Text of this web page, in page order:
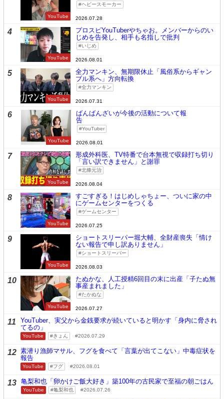
YouTube
ヘビースモーカー
2026.07.28
4
YouTube
プロスピYouTuberやちゃお。メンバーからのい
じめを告発し、相手も名指しで批判
いじめ
2026.08.01
5
YouTube
全力マンキン、無期限休止「風俗系からギャン
ブル系へ」方向転換
全力マンキン
2026.07.31
6
YouTube
ばんばんざいが今後の活動について報
告
YouTuber
2026.08.01
7
YouTube
形成外科医、TV特番で台本無視で収録打ち切り
「言い訳できません」と謝罪
北條元治
2026.08.04
8
YouTube
すごすぎる！はじめしゃちょー、ついに家の中
にゲームセンターをつくる
ゲームセンター
2026.07.25
9
YouTube
ショートスリーパー堀大輔、全財産喪失「情け
ない報告で申し訳ありません」
ショートスリーパー
2026.08.03
10
YouTube
たぬかな、人工授精6回目の末に出産「子たぬ無
事産まれました」
たかぬな
2026.07.27
11
YouTuber、実父から金銭要求が続いていると明かす「身内に脅され
てるの」
YouTube きょん 2026.07.29
12 素潜り漁師マサル、フグを食べて「言葉が出てこない」中毒症状を
報告
YouTube フグ 2026.08.01
13 亀梨和也「卵かけご飯大好き」築100年の古民家で至福の朝ごはん
YouTube 亀梨和也 2026.07.26